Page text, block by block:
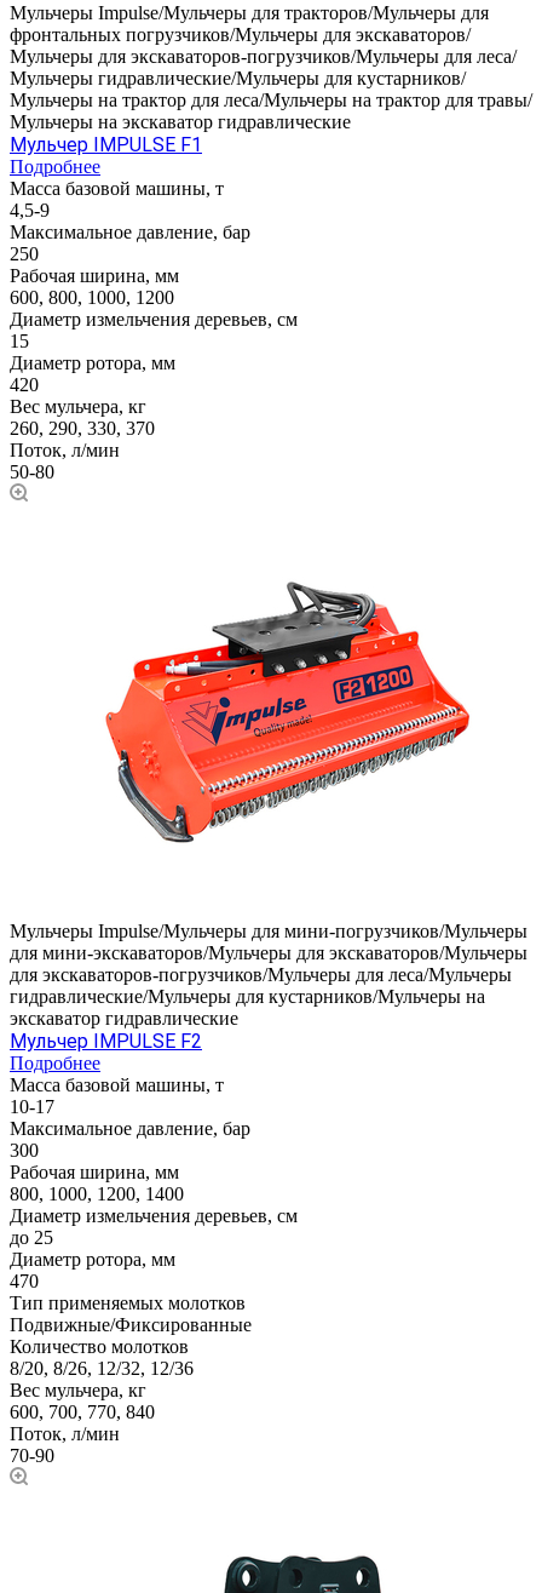
Мульчеры Impulse/Мульчеры для тракторов/Мульчеры для
фронтальных погрузчиков/Мульчеры для экскаваторов/
Мульчеры для экскаваторов-погрузчиков/Мульчеры для леса/
Мульчеры гидравлические/Мульчеры для кустарников/
Мульчеры на трактор для леса/Мульчеры на трактор для травы/
Мульчеры на экскаватор гидравлические
Мульчер IMPULSE F1
Подробнее
Масса базовой машины, т
4,5-9
Максимальное давление, бар
250
Рабочая ширина, мм
600, 800, 1000, 1200
Диаметр измельчения деревьев, см
15
Диаметр ротора, мм
420
Вес мульчера, кг
260, 290, 330, 370
Поток, л/мин
50-80
Мульчеры Impulse/Мульчеры для мини-погрузчиков/Мульчеры
для мини-экскаваторов/Мульчеры для экскаваторов/Мульчеры
для экскаваторов-погрузчиков/Мульчеры для леса/Мульчеры
гидравлические/Мульчеры для кустарников/Мульчеры на
экскаватор гидравлические
Мульчер IMPULSE F2
Подробнее
Масса базовой машины, т
10-17
Максимальное давление, бар
300
Рабочая ширина, мм
800, 1000, 1200, 1400
Диаметр измельчения деревьев, см
до 25
Диаметр ротора, мм
470
Тип применяемых молотков
Подвижные/Фиксированные
Количество молотков
8/20, 8/26, 12/32, 12/36
Вес мульчера, кг
600, 700, 770, 840
Поток, л/мин
70-90